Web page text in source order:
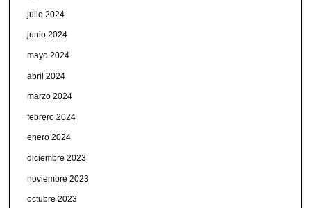
julio 2024
junio 2024
mayo 2024
abril 2024
marzo 2024
febrero 2024
enero 2024
diciembre 2023
noviembre 2023
octubre 2023